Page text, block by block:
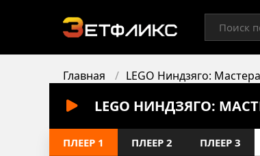
Главная LEGO Ниндзяго:
LEGO НИНДЗЯГО:
ПЛЕЕР 1 ПЛЕЕР 2 ПЛЕЕР 3